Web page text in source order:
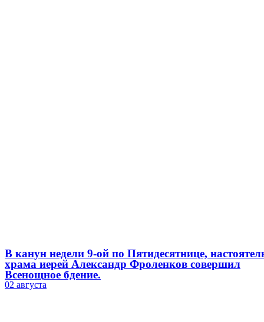
В канун недели 9-ой по Пятидесятнице,
храма иерей Александр Фроленков совершил
Всенощное бдение.
02 августа